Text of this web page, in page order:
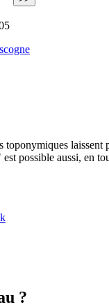
toponymiques laissent
possible aussi, en
?